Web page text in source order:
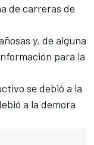
de carreras de
y, de alguna
para la
se debió a la
a la demora